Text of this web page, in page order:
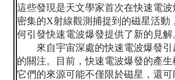
這些發現是天文學家首次在快速電
密集的X射線觀測捕捉到的磁星活動
何引發快速電波爆發提供了新的見解
來自宇宙深處的快速電波爆發引
的關注。目前，快速電波爆發的產生
它們的來源可能不僅限於磁星，還